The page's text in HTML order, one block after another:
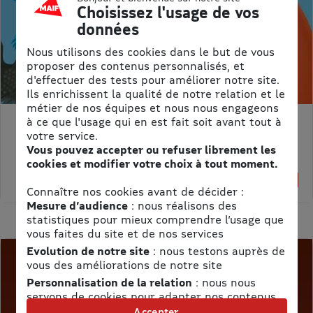
MON PETIT SCIENCE ET VIE AVEC NANO
Prix kiosque :
Meilleur prix :
Choisissez l'usage de vos
données
Nous utilisons des cookies dans le but de vous
proposer des contenus personnalisés, et
d'effectuer des tests pour améliorer notre site.
Ils enrichissent la qualité de notre relation et le
métier de nos équipes et nous nous engageons
à ce que l'usage qui en est fait soit avant tout à
votre service.
Vous pouvez accepter ou refuser librement les
cookies et modifier votre choix à tout moment.
Connaître nos cookies avant de décider :
Mesure d’audience: nous réalisons des
statistiques pour mieux comprendre l’usage que
vous faites du site et de nos services
Evolution de notre site: nous testons auprès de
vous des améliorations de notre site
Personnalisation de la relation : nous nous
servons de cookies pour adapter nos contenus
et personnaliser nos offres